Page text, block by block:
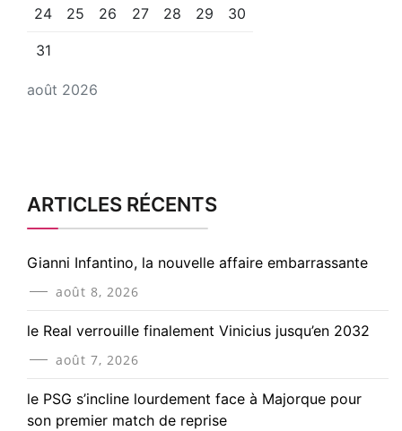
août 2026
24 25 26 27 28 29 30
31
ARTICLES RÉCENTS
Gianni Infantino, la nouvelle affaire embarrassante
août 8, 2026
le Real verrouille finalement Vinicius jusqu’en 2032
août 7, 2026
le PSG s’incline lourdement face à Majorque pour
son premier match de reprise